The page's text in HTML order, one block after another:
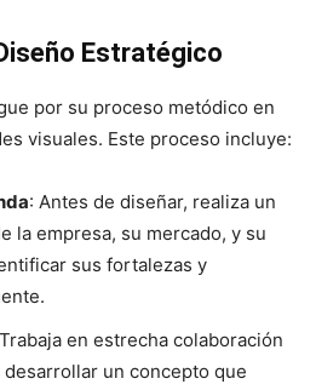
Estratégico
por su proceso metódico en
visuales. Este proceso incluye:
: Antes de diseñar, realiza un
la empresa, su mercado, y su
sus fortalezas y
en estrecha colaboración
un concepto que